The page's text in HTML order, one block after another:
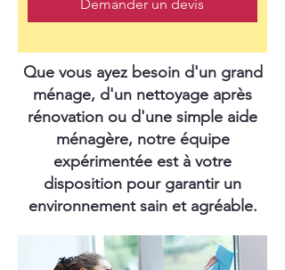
Demander un devis
Que vous ayez besoin d'un grand
ménage, d'un nettoyage après
rénovation ou d'une simple aide
ménagère, notre équipe
expérimentée est à votre
disposition pour garantir un
environnement sain et agréable.